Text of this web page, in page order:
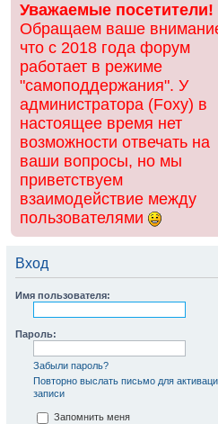
Уважаемые посетители!
Обращаем ваше
что с 2018 года форум
работает в режиме
"самоподдержания". У
администратора (Foxy) в
настоящее время нет
возможности отвечать на
ваши вопросы, но мы
приветствуем
взаимодействие между
пользователями
Вход
Имя пользователя:
Пароль:
Забыли пароль?
Повторно выслать письмо для
записи
Запомнить меня